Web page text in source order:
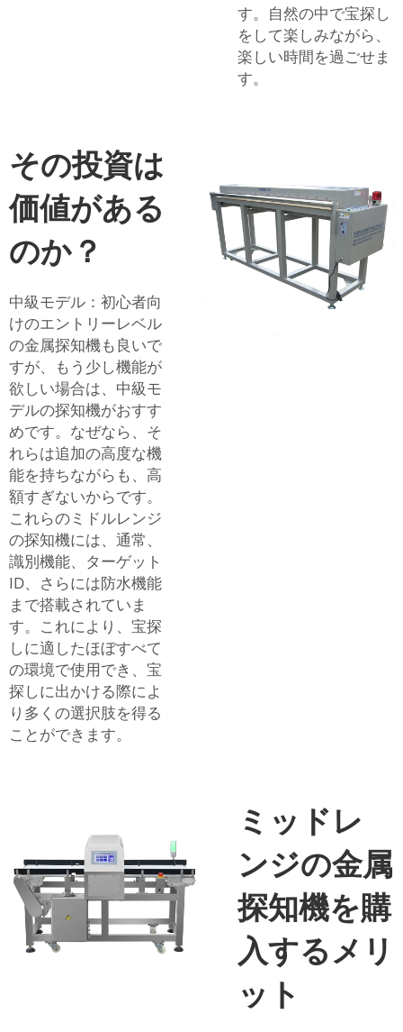
す。自然の中で宝探し
をして楽しみながら、
楽しい時間を過ごせま
す。
その投資は
価値がある
のか？
中級モデル：初心者向
けのエントリーレベル
の金属探知機も良いで
すが、もう少し機能が
欲しい場合は、中級モ
デルの探知機がおすす
めです。なぜなら、そ
れらは追加の高度な機
能を持ちながらも、高
額すぎないからです。
これらのミドルレンジ
の探知機には、通常、
識別機能、ターゲット
ID、さらには防水機能
まで搭載されていま
す。これにより、宝探
しに適したほぼすべて
の環境で使用でき、宝
探しに出かける際によ
り多くの選択肢を得る
ことができます。
ミッドレ
ンジの金属
探知機を購
入するメリ
ット